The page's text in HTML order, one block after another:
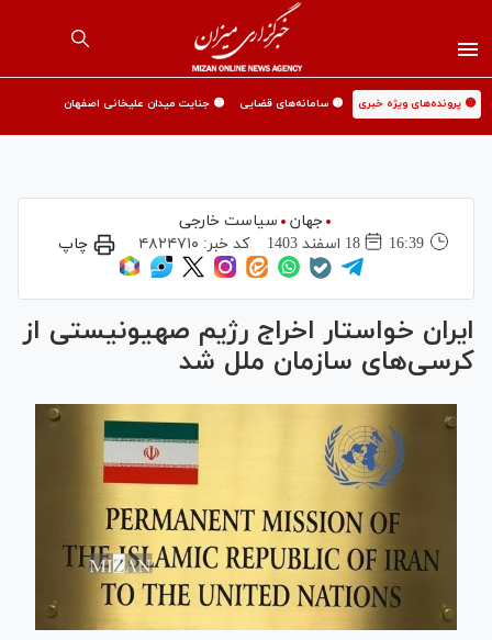
🟡 پرونده‌های ویژه خبری 🟡 سامانه‌های قضایی 🟡 جنایت میدان علیخانی اصفهان
جهان
سیاست خارجی
16:39
18 اسفند 1403 کد خبر: ۴۸۲۴۷۱۰ چاپ
ایران خواستار اخراج رژیم صهیونیستی از
کرسی‌های سازمان ملل شد